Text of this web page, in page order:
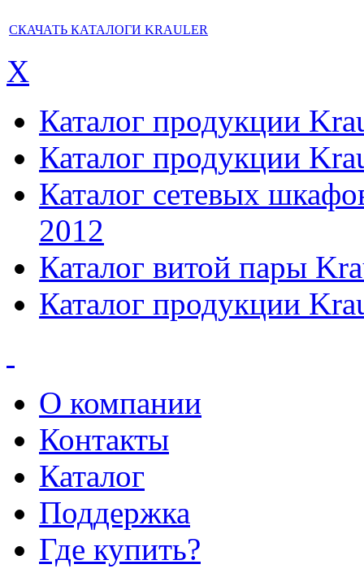
СКАЧАТЬ КАТАЛОГИ KRAULER
X
Каталог продукции
Каталог продукции
Каталог сетевых
2012
Каталог витой пары
Каталог продукции
О компании
Контакты
Каталог
Поддержка
Где купить?